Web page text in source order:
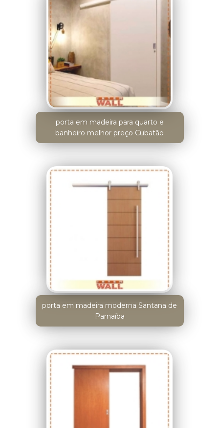
porta em madeira para quarto e
banheiro melhor preço Cubatão
porta em madeira moderna Santana de
Parnaíba